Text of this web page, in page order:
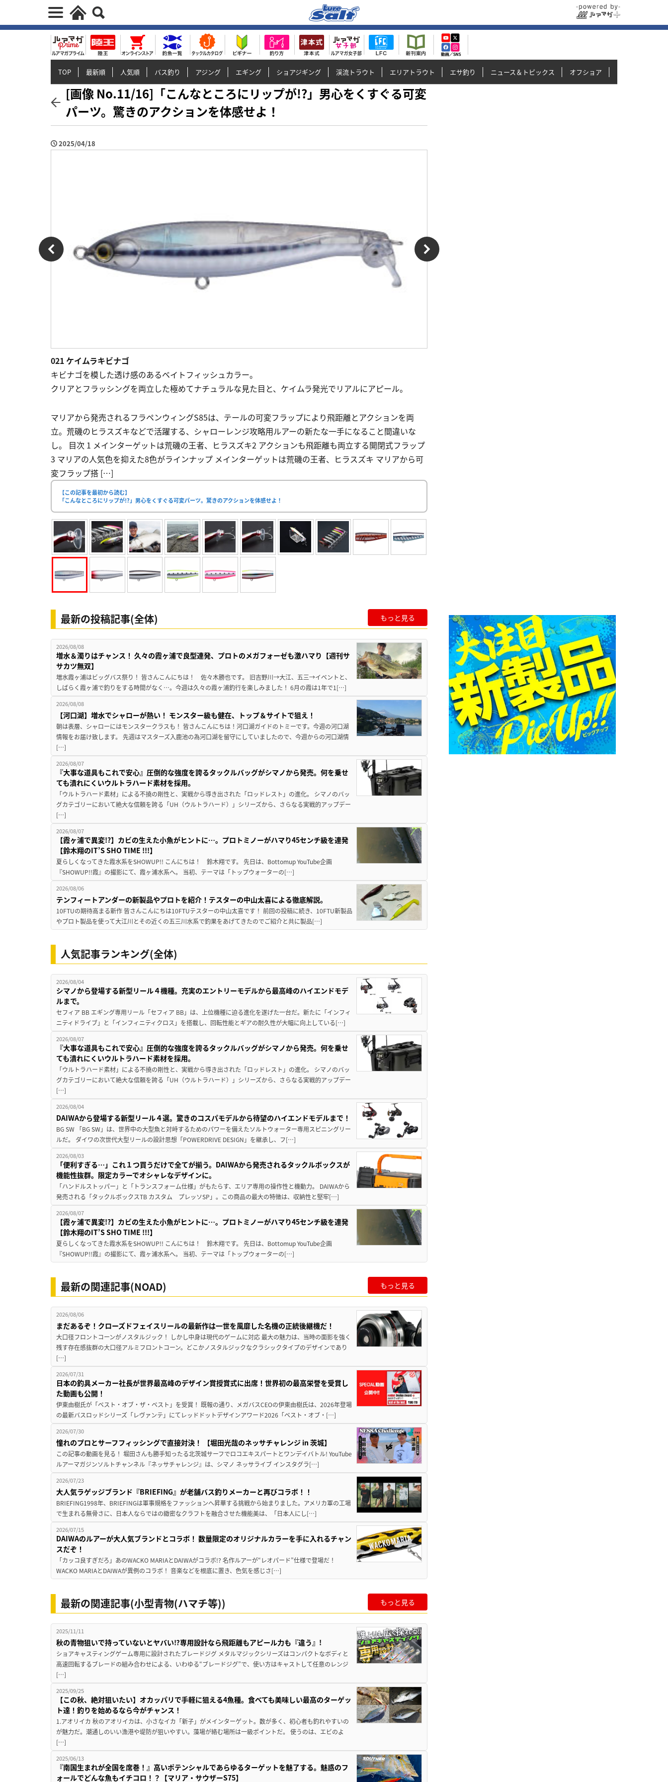
TOP 最新順 人気順 バス釣り アジング エギング ショアジギング 渓流トラウト エリアトラウト エサ釣り ニュース＆トピックス オフショア
[画像 No.11/16]「こんなところにリップが!?」男心をくすぐる可変
パーツ。驚きのアクションを体感せよ！
2025/04/18
021 ケイムラキビナゴ
キビナゴを模した透け感のあるベイトフィッシュカラー。
クリアとフラッシングを両立した極めてナチュラルな見た目と、ケイムラ発光でリアルにアピール。
マリアから発売されるフラペンウィングS85は、テールの可変フラップにより飛距離とアクションを両
立。荒磯のヒラスズキなどで活躍する、シャローレンジ攻略用ルアーの新たな一手になること間違いな
し。 目次 1 メインターゲットは荒磯の王者、ヒラスズキ2 アクションも飛距離も両立する開閉式フラップ
3 マリアの人気色を抑えた8色がラインナップ メインターゲットは荒磯の王者、ヒラスズキ マリアから可
変フラップ搭 […]
【この記事を最初から読む】
「こんなところにリップが!?」男心をくすぐる可変パーツ。驚きのアクションを体感せよ！
最新の投稿記事(全体) もっと見る
2026/08/08
増水＆濁りはチャンス！ 久々の霞ヶ浦で良型連発、プロトのメガフォーゼも激ハマり【週刊サ
サカツ無双】
増水霞ヶ浦はビッグバス祭り！ 皆さんこんにちは！ 佐々木勝也です。 旧吉野川→大江、五三→イベントと、
しばらく霞ヶ浦で釣りをする時間がなく…。今週は久々の霞ヶ浦釣行を楽しみました！ 6月の霞は1年で1[…]
2026/08/08
【河口湖】増水でシャローが熱い！ モンスター級も健在、トップ＆サイトで狙え！
朝は表層、シャローにはモンスタークラスも！ 皆さんこんにちは！河口湖ガイドのトミーです。今週の河口湖
情報をお届け致します。 先週はマスターズ入鹿池の為河口湖を留守にしていましたので、今週からの河口湖情
[…]
2026/08/07
『大事な道具もこれで安心』圧倒的な強度を誇るタックルバッグがシマノから発売。何を乗せ
ても潰れにくいウルトラハード素材を採用。
「ウルトラハード素材」による不撓の剛性と、実戦から導き出された「ロッドレスト」の進化。 シマノのバッ
グカテゴリーにおいて絶大な信頼を誇る「UH（ウルトラハード）」シリーズから、さらなる実戦的アップデー
[…]
2026/08/07
【霞ヶ浦で異変!?】カビの生えた小魚がヒントに…。プロトミノーがハマり45センチ級を連発
【鈴木翔のIT’S SHO TIME !!!】
夏らしくなってきた霞水系をSHOWUP!! こんにちは！ 鈴木翔です。 先日は、Bottomup YouTube企画
『SHOWUP!!霞』の撮影にて、霞ヶ浦水系へ。 当初、テーマは「トップウォーターの[…]
2026/08/06
テンフィートアンダーの新製品やプロトを紹介！テスターの中山太喜による徹底解説。
10FTUの期待高まる新作 皆さんこんにちは10FTUテスターの中山太喜です！ 前回の投稿に続き、10FTU新製品
やプロト製品を使って大江川とその近くの五三川水系で釣果をあげてきたのでご紹介と共に製品[…]
人気記事ランキング(全体)
2026/08/04
シマノから登場する新型リール４機種。充実のエントリーモデルから最高峰のハイエンドモデ
ルまで。
セフィア BB エギング専用リール「セフィア BB」は、上位機種に迫る進化を遂げた一台だ。新たに「インフィ
ニティドライブ」と「インフィニティクロス」を搭載し、回転性能とギアの耐久性が大幅に向上している[…]
2026/08/07
『大事な道具もこれで安心』圧倒的な強度を誇るタックルバッグがシマノから発売。何を乗せ
ても潰れにくいウルトラハード素材を採用。
「ウルトラハード素材」による不撓の剛性と、実戦から導き出された「ロッドレスト」の進化。 シマノのバッ
グカテゴリーにおいて絶大な信頼を誇る「UH（ウルトラハード）」シリーズから、さらなる実戦的アップデー
[…]
2026/08/04
DAIWAから登場する新型リール４選。驚きのコスパモデルから待望のハイエンドモデルまで！
BG SW 「BG SW」は、世界中の大型魚と対峙するためのパワーを備えたソルトウォーター専用スピニングリー
ルだ。 ダイワの次世代大型リールの設計思想「POWERDRIVE DESIGN」を継承し、フ[…]
2026/08/03
「便利すぎる…」これ１つ買うだけで全てが揃う。DAIWAから発売されるタックルボックスが
機能性抜群。限定カラーでオシャレなデザインに。
「ハンドルストッパー」と「トランスフォーム仕様」がもたらす、エリア専用の操作性と機動力。 DAIWAから
発売される「タックルボックスTB カスタム プレッソSP」。この商品の最大の特徴は、収納性と堅牢[…]
2026/08/07
【霞ヶ浦で異変!?】カビの生えた小魚がヒントに…。プロトミノーがハマり45センチ級を連発
【鈴木翔のIT’S SHO TIME !!!】
夏らしくなってきた霞水系をSHOWUP!! こんにちは！ 鈴木翔です。 先日は、Bottomup YouTube企画
『SHOWUP!!霞』の撮影にて、霞ヶ浦水系へ。 当初、テーマは「トップウォーターの[…]
最新の関連記事(NOAD) もっと見る
2026/08/06
まだあるぞ！クローズドフェイスリールの最新作は一世を風靡した名機の正統後継機だ！
大口径フロントコーンがノスタルジック！ しかし中身は現代のゲームに対応 最大の魅力は、当時の面影を強く
残す存在感抜群の大口径アルミフロントコーン。どこかノスタルジックなクラシックタイプのデザインであり
[…]
2026/07/31
日本の釣具メーカー社長が世界最高峰のデザイン賞授賞式に出席！世界初の最高栄誉を受賞し
た動画も公開！
伊東由樹氏が「ベスト・オブ・ザ・ベスト」を受賞！ 既報の通り、メガバスCEOの伊東由樹氏は、2026年登場
の最新バスロッドシリーズ「レヴァンテ」にてレッドドットデザインアワード2026「ベスト・オブ・[…]
2026/07/30
憧れのプロとサーフフィッシングで直接対決！ 【堀田光哉のネッサチャレンジ in 茨城】
この記事の動画を見る！ 堀田さんも勝手知ったる北茨城サーフでロコエキスパートとワンデイバトル! YouTube
ルアーマガジンソルトチャンネル『ネッサチャレンジ』は、シマノ ネッサライブ インスタグラ[…]
2026/07/23
大人気ラゲッジブランド『BRIEFING』が老舗バス釣りメーカーと再びコラボ！！
BRIEFING1998年、BRIEFINGは軍事規格をファッションへ昇華する挑戦から始まりました。アメリカ軍の工場
で生まれる無骨さに、日本人ならではの緻密なクラフトを融合させた機能美は、「日本人にし[…]
2026/07/15
DAIWAのルアーが大人気ブランドとコラボ！ 数量限定のオリジナルカラーを手に入れるチャン
スだぞ！
「カッコ良すぎだろ」あのWACKO MARIAとDAIWAがコラボ!? 名作ルアーが“レオパード”仕様で登場だ！
WACKO MARIAとDAIWAが異例のコラボ！ 音楽などを根底に置き、色気を感じさ[…]
最新の関連記事(小型青物(ハマチ等)) もっと見る
2025/11/11
秋の青物狙いで持っていないとヤバい⁉専用設計なら飛距離もアピール力も『違う』!
ショアキャスティングゲーム専用に設計されたブレードジグ メタルマジックシリーズはコンパクトなボディと
高速回転するブレードの組み合わせによる、いわゆる“ブレードジグ”で、使い方はキャストして任意のレンジ
[…]
2025/09/25
【この秋、絶対狙いたい】オカッパリで手軽に狙える4魚種。食べても美味しい最高のターゲッ
ト達！釣りを始めるなら今がチャンス！
1.アオリイカ 秋のアオリイカは、小さなイカ「新子」がメインターゲット。数が多く、初心者も釣れやすいの
が魅力だ。潮通しのいい漁港や堤防が狙いやすい。藻場が絡む場所は一級ポイントだ。 使うのは、エビのよ
[…]
2025/06/13
『南国生まれが全国を席巻！』高いポテンシャルであらゆるターゲットを魅了する。魅惑のフ
ォールでどんな魚もイチコロ！？【マリア・サウザーS75】